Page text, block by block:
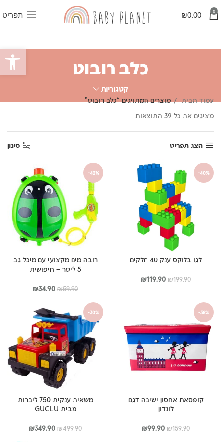
0
₪0.00 תפריט
כלב רובוט
קטגוריות
עמוד הבית
מוצרים המתויגים “כלב רובוט”
מציגים את כל ⁦39⁩ התוצאות
הצג תפריט
סינון
-40%
לגו בלוקס ענק 40 חלקים
₪199.90
המחיר₪119.90
המחיר
-42%
רובה מים מקצועי עם מיכל גב
5 ליטר – חיפושית
₪59.90
המחיר
היה:
₪59.90.
₪34.90
המחיר
₪34.90.
-38%
קופסאת אחסון ישיבה דגם
לונדון
₪159.90
המחיר₪99.90
המחיר
-30%
משאית ענקית 750 ליברות
מבית GUCLU
₪499.90
המחיר ₪349.90
המחיר
פתח